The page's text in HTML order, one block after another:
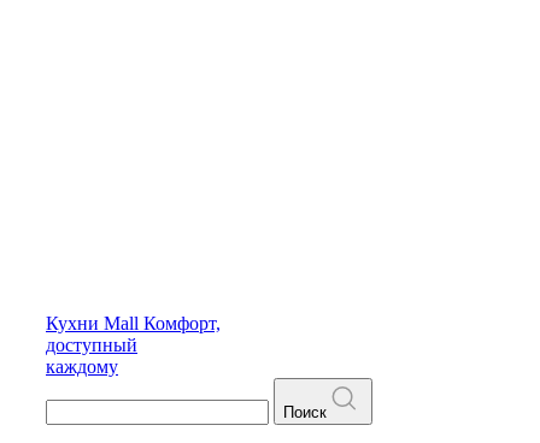
Кухни Mall Комфорт,
доступный
каждому
Поиск